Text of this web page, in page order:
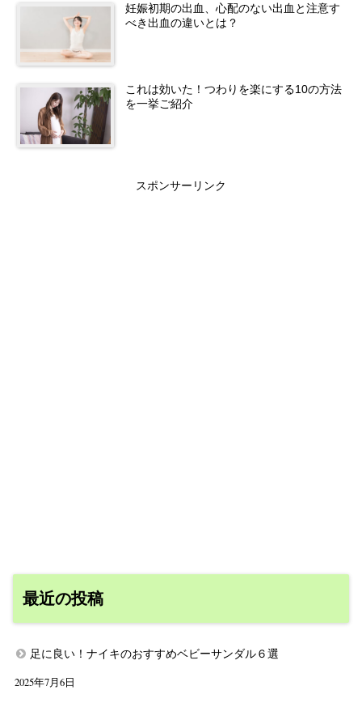
妊娠初期の出血、心配のない出血と注意す
べき出血の違いとは？
これは効いた！つわりを楽にする10の方法
を一挙ご紹介
スポンサーリンク
最近の投稿
足に良い！ナイキのおすすめベビーサンダル６選
2025年7月6日